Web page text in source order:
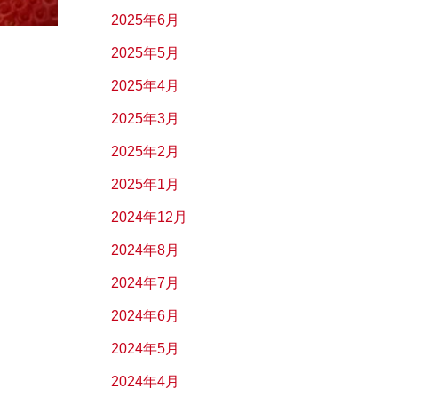
2025年6月
2025年5月
2025年4月
2025年3月
2025年2月
2025年1月
2024年12月
2024年8月
2024年7月
2024年6月
2024年5月
2024年4月